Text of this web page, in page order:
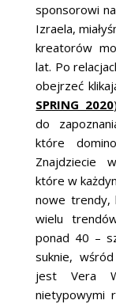
sponsorowi
Izraela,
kreatorów
lat. Po
obejrzeć
SPRING 2020
do
które
Znajdziecie
które w
nowe trendy,
wielu
ponad 40 –
suknie,
jest Vera
nietypowymi